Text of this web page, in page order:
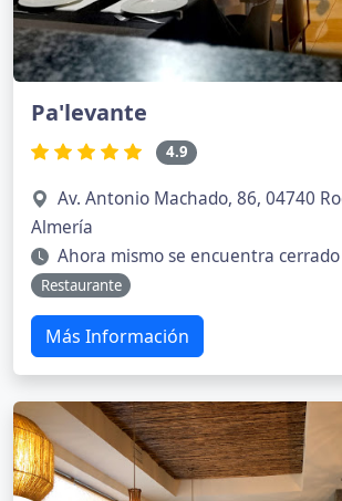
Pa'levante
4.9
Av. Antonio Machado, 86, 04740
Almería
Ahora mismo se encuentra
Restaurante
Más Información